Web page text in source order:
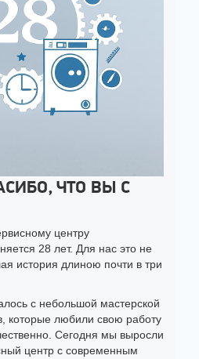
ЧТО ВЫ С
центру
28 лет. Для нас это не
история длиною почти в три
с небольшой мастерской
которые любили свою работу
Сегодня мы выросли
центр с современным